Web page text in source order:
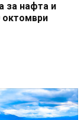
за нафта и
октомври